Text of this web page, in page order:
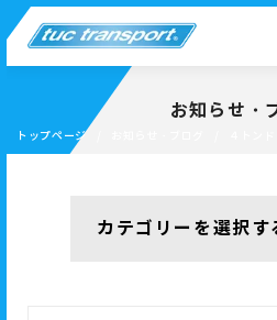
お知らせ・
トップページ